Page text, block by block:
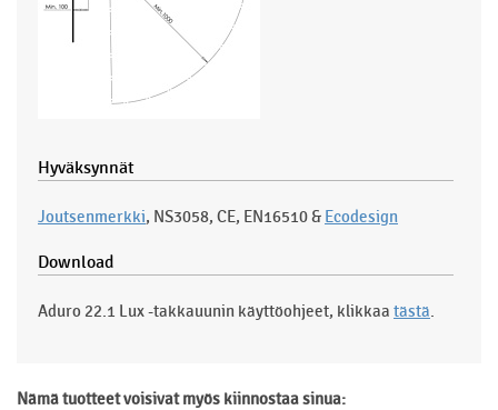
Hyväksynnät
Joutsenmerkki, NS3058, CE, EN16510 & Ecodesign
Download
Aduro 22.1 Lux -takkauunin käyttöohjeet, klikkaa tästä
Nämä tuotteet voisivat myös kiinnostaa sinua: